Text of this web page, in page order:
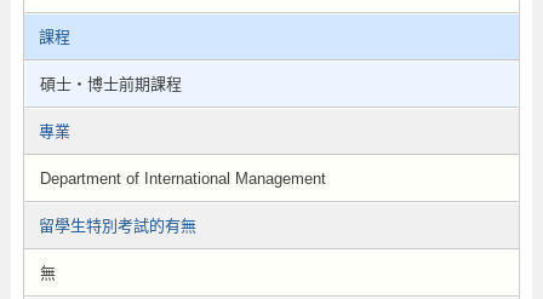
課程
碩士・博士前期課程
專業
Department of International Management
留學生特別考試的有無
無